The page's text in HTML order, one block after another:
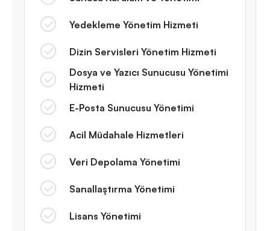
Yedekleme Yönetim Hizmeti
Dizin Servisleri Yönetim Hizmeti
Dosya ve Yazıcı Sunucusu Yönetimi
Hizmeti
E-Posta Sunucusu Yönetimi
Acil Müdahale Hizmetleri
Veri Depolama Yönetimi
Sanallaştırma Yönetimi
Lisans Yönetimi